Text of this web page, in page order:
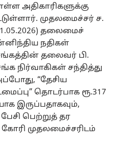
அதிகாரிகளுக்கு
முதலமைச்சர் ச.
தலைமைச்
நதிகள்
தலைவர் பி.
நிர்வாகிகள் சந்தித்து
“தேசிய
தொடர்பாக ரூ.317
இருப்பதாகவும்,
பெற்றுத் தர
கோரி முதலமைச்சரிடம்